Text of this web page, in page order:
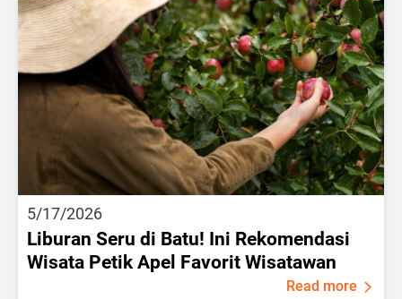
5/17/2026
Liburan Seru di Batu! Ini Rekomendasi
Wisata Petik Apel Favorit Wisatawan
Read more